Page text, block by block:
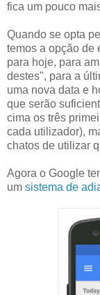
fica um pouco
Quando se opta
temos a opção de
para hoje, para
destes", para a
uma nova data e
que serão
cima os três
cada utilizador),
chatos de utilizar
Agora o Google
um sistema de